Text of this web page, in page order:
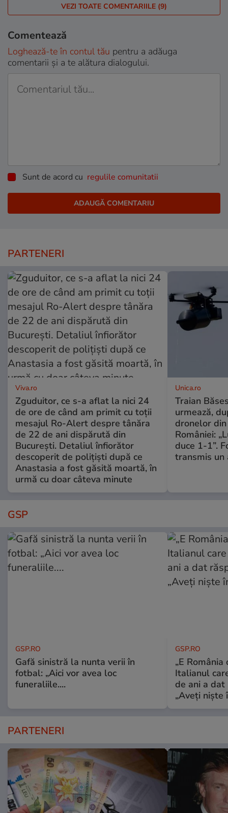
VEZI TOATE COMENTARIILE (9)
Comentează
Loghează-te în contul tău pentru a adăuga
comentarii și a te alătura dialogului.
Sunt de acord cu regulile comunitatii
PARTENERI
Viva.ro
Zguduitor, ce s-a aflat la nici 24
de ore de când am primit cu toții
mesajul Ro-Alert despre tânăra
de 22 de ani dispărută din
București. Detaliul înfiorător
descoperit de polițiști după ce
Anastasia a fost găsită moartă, în
urmă cu doar câteva minute
Unica.ro
Traian
urmează,
dronelor
României:
duce 1-1”.
transmis un
GSP
GSP.RO
Gafă sinistră la nunta verii în
fotbal: „Aici vor avea loc
funeraliile....
GSP.RO
„E
Italianul
de ani a
„Aveți niște
PARTENERI